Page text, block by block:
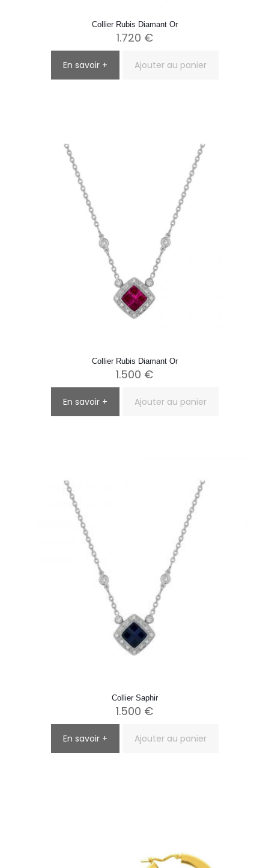
Collier Rubis Diamant Or
1.720 €
En savoir + Ajouter au panier
Collier Rubis Diamant Or
1.500 €
En savoir + Ajouter au panier
Collier Saphir
1.500 €
En savoir + Ajouter au panier